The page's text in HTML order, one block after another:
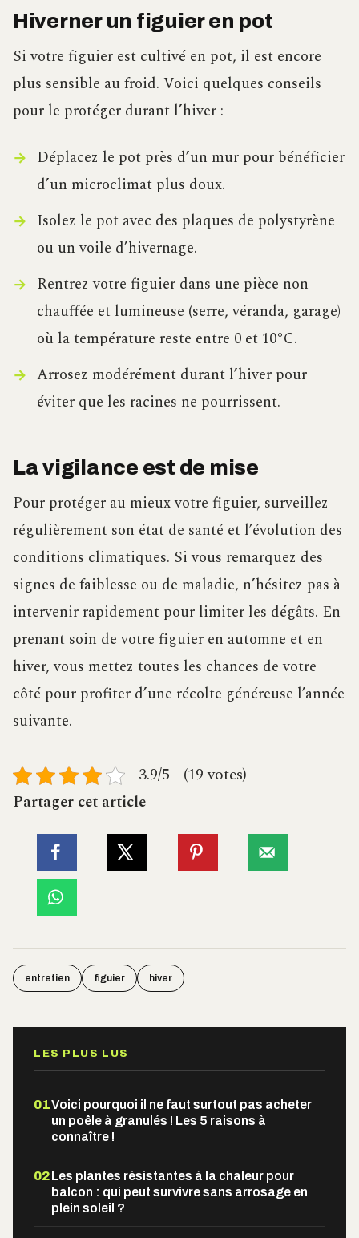
Hiverner un figuier en pot
Si votre figuier est cultivé en pot, il est encore
plus sensible au froid. Voici quelques conseils
pour le protéger durant l’hiver :
Déplacez le pot près d’un mur pour bénéficier
d’un microclimat plus doux.
Isolez le pot avec des plaques de polystyrène
ou un voile d’hivernage.
Rentrez votre figuier dans une pièce non
chauffée et lumineuse (serre, véranda, garage)
où la température reste entre 0 et 10°C.
Arrosez modérément durant l’hiver pour
éviter que les racines ne pourrissent.
La vigilance est de mise
Pour protéger au mieux votre figuier, surveillez
régulièrement son état de santé et l’évolution des
conditions climatiques. Si vous remarquez des
signes de faiblesse ou de maladie, n’hésitez pas à
intervenir rapidement pour limiter les dégâts. En
prenant soin de votre figuier en automne et en
hiver, vous mettez toutes les chances de votre
côté pour profiter d’une récolte généreuse l’année
suivante.
3.9/5 - (19 votes)
Partager cet article
entretien figuier hiver
LES PLUS LUS
01Voici pourquoi il ne faut surtout pas acheter
un poêle à granulés ! Les 5 raisons à
connaître !
02Les plantes résistantes à la chaleur pour
balcon : qui peut survivre sans arrosage en
plein soleil ?